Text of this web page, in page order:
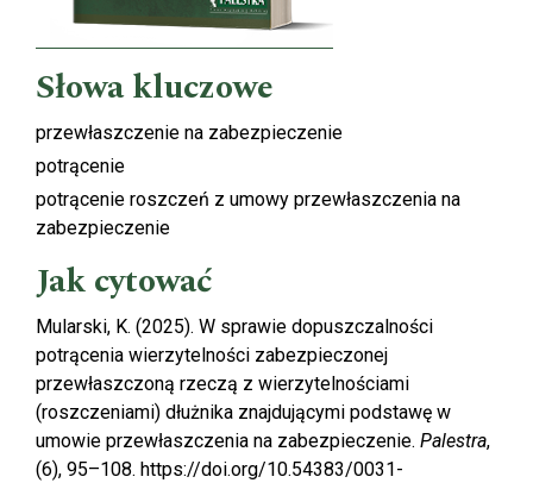
Słowa kluczowe
przewłaszczenie na zabezpieczenie
potrącenie
potrącenie roszczeń z umowy przewłaszczenia na
zabezpieczenie
Jak cytować
Mularski, K. (2025). W sprawie dopuszczalności
potrącenia wierzytelności zabezpieczonej
przewłaszczoną rzeczą z wierzytelnościami
(roszczeniami) dłużnika znajdującymi podstawę w
umowie przewłaszczenia na zabezpieczenie. Palestra,
(6), 95–108. https://doi.org/10.54383/0031-